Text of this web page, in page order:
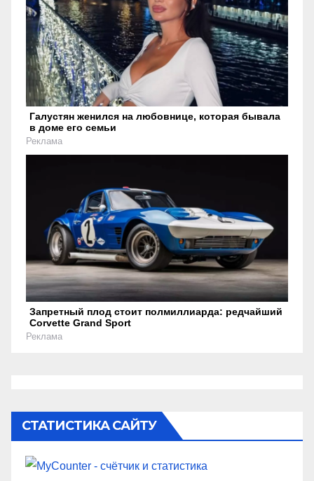
Галустян женился на любовнице, которая бывала
в доме его семьи
Реклама
Запретный плод стоит полмиллиарда: редчайший
Corvette Grand Sport
Реклама
СТАТИСТИКА САЙТУ